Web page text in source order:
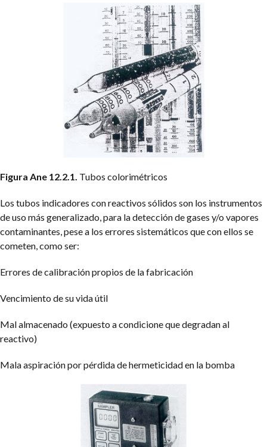
Figura Ane 12.2.1. Tubos colorimétricos
Los tubos indicadores con reactivos sólidos son los instrumentos
de uso más generalizado, para la detección de gases y/o vapores
contaminantes, pese a los errores sistemáticos que con ellos se
cometen, como ser:
Errores de calibración propios de la fabricación
Vencimiento de su vida útil
Mal almacenado (expuesto a condicione que degradan al
reactivo)
Mala aspiración por pérdida de hermeticidad en la bomba